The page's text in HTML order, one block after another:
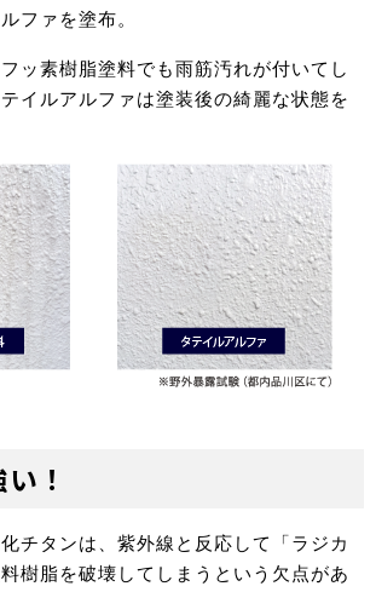
ファを塗布。
ッ素樹脂塗料でも雨筋汚れが付いてし
イルアルファは塗装後の綺麗な状態を
！
チタンは、紫外線と反応して「ラジカ
樹脂を破壊してしまうという欠点があ